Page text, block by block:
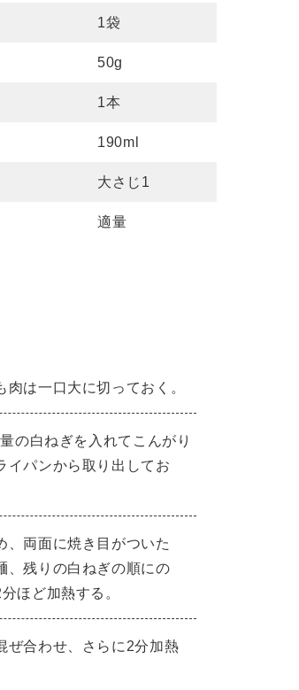
1袋
50g
1本
190ml
大さじ1
適量
は一口大に切っておく。
の白ねぎを入れてこんがり
イパンから取り出してお
両面に焼き目がついた
残りの白ねぎの順にの
ほど加熱する。
ぜ合わせ、さらに2分加熱